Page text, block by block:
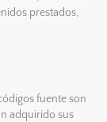
prestados,
fuente son
adquirido sus